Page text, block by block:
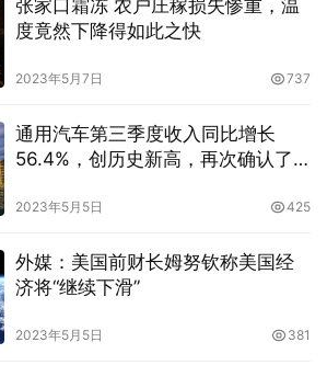
张家口霜冻 农户庄稼损失惨重，温
度竟然下降得如此之快
2023年5月7日 737
通用汽车第三季度收入同比增长
56.4%，创历史新高，再次确认了
2023年5月5日 425
外媒：美国前财长姆努钦称美国经
济将“继续下滑”
2023年5月5日 381